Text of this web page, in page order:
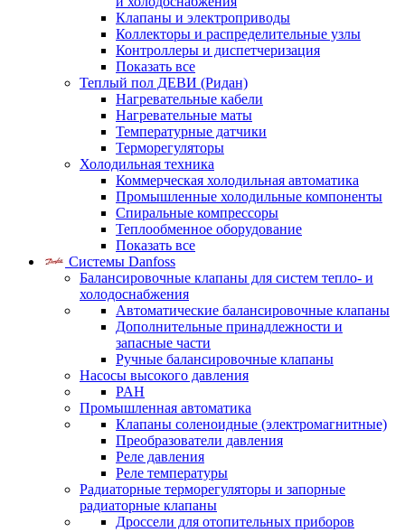
Клапаны и электроприводы
Коллекторы и распределительные узлы
Контроллеры и диспетчеризация
Показать все
Теплый пол ДЕВИ (Ридан)
Нагревательные кабели
Нагревательные маты
Температурные датчики
Терморегуляторы
Холодильная техника
Коммерческая холодильная автоматика
Промышленные холодильные компоненты
Спиральные компрессоры
Теплообменное оборудование
Показать все
Системы Danfoss
Балансировочные клапаны для систем тепло- и
холодоснабжения
Автоматические балансировочные клапаны
Дополнительные принадлежности и
запасные части
Ручные балансировочные клапаны
Насосы высокого давления
PAH
Промышленная автоматика
Клапаны соленоидные (электромагнитные)
Преобразователи давления
Реле давления
Реле температуры
Радиаторные терморегуляторы и запорные
радиаторные клапаны
Дроссели для отопительных приборов